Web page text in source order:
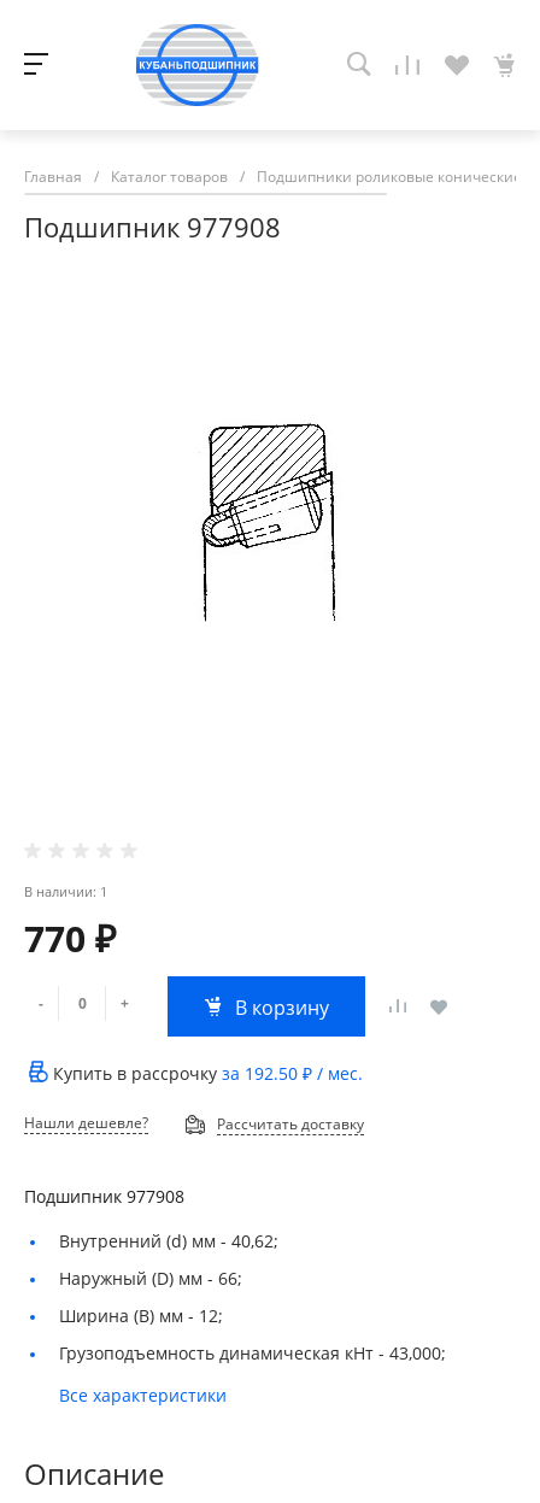
Главная / Каталог товаров / Подшипники роликовые конические
Подшипник 977908
В наличии: 1
770 ₽
- + В корзину
Купить в рассрочку за 192.50 ₽ / мес.
Нашли дешевле? Рассчитать доставку
Подшипник 977908
Внутренний (d) мм - 40,62;
Наружный (D) мм - 66;
Ширина (B) мм - 12;
Грузоподъемность динамическая кНт - 43,000;
Все характеристики
Описание